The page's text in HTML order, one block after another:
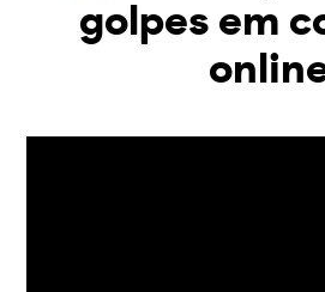
golpes em